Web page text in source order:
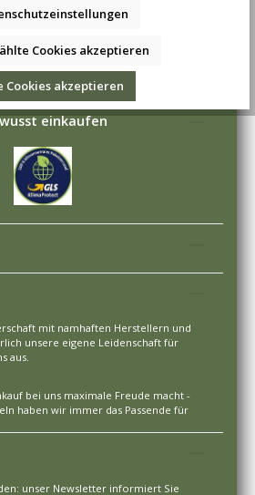
einkaufen
mit namhaften Herstellern und
unsere eigene Leidenschaft für
aus.
bei uns maximale Freude macht -
haben wir immer das Passende für
unser Newsletter informiert Sie
Cookies akzeptieren
Cookies akzeptieren